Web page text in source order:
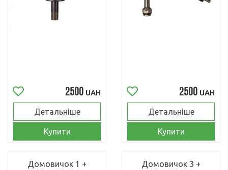
2500 UAH
Детальніше
Купити
2500 UAH
Детальніше
Купити
Домовичок 1 +
Домовичок 3 +